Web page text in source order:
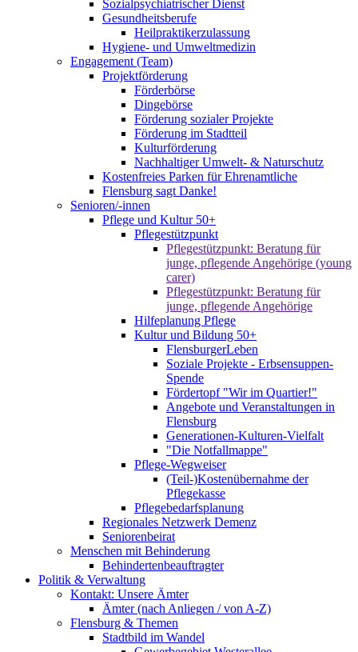
Sozialpsychiatrischer Dienst
Gesundheitsberufe
Heilpraktikerzulassung
Hygiene- und Umweltmedizin
Engagement (Team)
Projektförderung
Förderbörse
Dingebörse
Förderung sozialer Projekte
Förderung im Stadtteil
Kulturförderung
Nachhaltiger Umwelt- & Naturschutz
Kostenfreies Parken für Ehrenamtliche
Flensburg sagt Danke!
Senioren/-innen
Pflege und Kultur 50+
Pflegestützpunkt
Pflegestützpunkt: Beratung für
junge, pflegende Angehörige (young
carer)
Pflegestützpunkt: Beratung für
junge, pflegende Angehörige
Hilfeplanung Pflege
Kultur und Bildung 50+
FlensburgerLeben
Soziale Projekte - Erbsensuppen-
Spende
Fördertopf "Wir im Quartier!"
Angebote und Veranstaltungen in
Flensburg
Generationen-Kulturen-Vielfalt
"Die Notfallmappe"
Pflege-Wegweiser
(Teil-)Kostenübernahme der
Pflegekasse
Pflegebedarfsplanung
Regionales Netzwerk Demenz
Seniorenbeirat
Menschen mit Behinderung
Behindertenbeauftragter
Politik & Verwaltung
Kontakt: Unsere Ämter
Ämter (nach Anliegen / von A-Z)
Flensburg & Themen
Stadtbild im Wandel